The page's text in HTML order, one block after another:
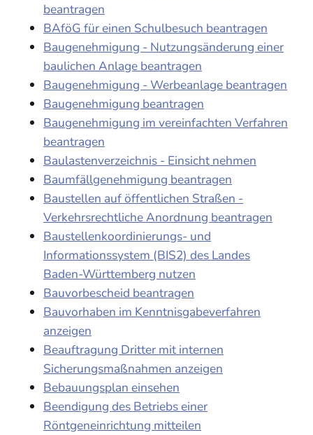
beantragen
BAföG für einen Schulbesuch beantragen
Baugenehmigung - Nutzungsänderung einer
baulichen Anlage beantragen
Baugenehmigung - Werbeanlage beantragen
Baugenehmigung beantragen
Baugenehmigung im vereinfachten Verfahren
beantragen
Baulastenverzeichnis - Einsicht nehmen
Baumfällgenehmigung beantragen
Baustellen auf öffentlichen Straßen -
Verkehrsrechtliche Anordnung beantragen
Baustellenkoordinierungs- und
Informationssystem (BIS2) des Landes
Baden-Württemberg nutzen
Bauvorbescheid beantragen
Bauvorhaben im Kenntnisgabeverfahren
anzeigen
Beauftragung Dritter mit internen
Sicherungsmaßnahmen anzeigen
Bebauungsplan einsehen
Beendigung des Betriebs einer
Röntgeneinrichtung mitteilen